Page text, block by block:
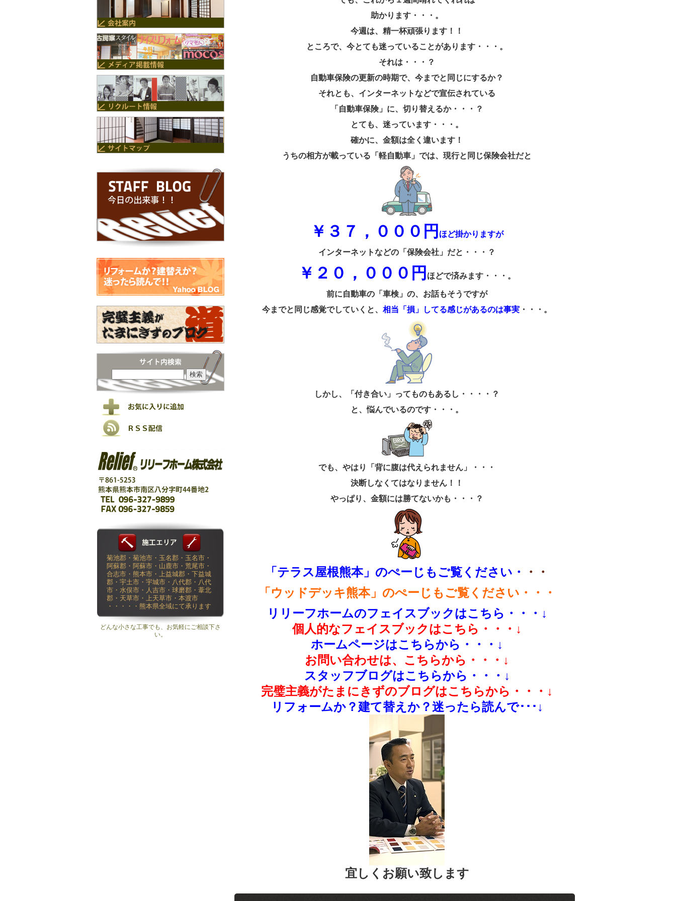
助かります・・・。
今週は、精一杯頑張ります！！
ところで、今とても迷っていることがあります・・・。
それは・・・？
自動車保険の更新の時期で、今までと同じにするか？
それとも、インターネットなどで宣伝されている
「自動車保険」に、切り替えるか・・・？
とても、迷っています・・・。
確かに、金額は全く違います！
うちの相方が載っている「軽自動車」では、現行と同じ保険会社だと
￥３７，０００円 ほど掛かりますが
インターネットなどの「保険会社」だと・・・？
￥２０，０００円 ほどで済みます・・・。
前に自動車の「車検」の、お話もそうですが
今までと同じ感覚でしていくと、 相当「損」してる感じがあるのは事実 ・・・。
しかし、「付き合い」ってものもあるし・・・・？
と、悩んでいるのです・・・。
でも、やはり「背に腹は代えられません」・・・
決断しなくてはなりません！！
やっぱり、金額には勝てないかも・・・？
「テラス屋根熊本」のぺーじもご覧ください・
・・
「ウッドデッキ熊本」のぺーじもご覧ください・・・
リリーフホームのフェイスブックはこちら・・・↓
個人的なフェイスブックはこちら・・・↓
ホームページはこちらから・・・↓
お問い合わせは、こちらから・・・↓
スタッフブログはこちらから・・・↓
完璧主義がたまにきずのブログはこちらから・・・↓
リフォームか？建て替えか？迷ったら読んで･･･↓
宜しくお願い致します
菊池郡・菊池市・玉名郡・玉名市・
阿蘇郡・阿蘇市・山鹿市・荒尾市・
合志市・熊本市・上益城郡・下益城
郡・宇土市・宇城市・八代郡・八代
市・水俣市・人吉市・球磨郡・葦北
郡・天草市・上天草市・本渡市
・・・・・熊本県全域にて承ります
どんな小さな工事でも、お気軽にご相談下さ
い。